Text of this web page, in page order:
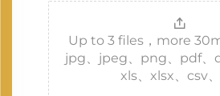
Up to 3 files，more
jpg、jpeg、png、pdf、
xls、xlsx、csv